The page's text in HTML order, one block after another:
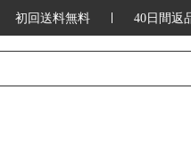
初回送料無料 40日間返